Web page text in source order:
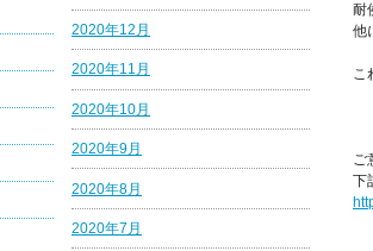
耐
他
こ
ご
下
2020年12月
2020年11月
2020年10月
2020年9月
2020年8月
2020年7月